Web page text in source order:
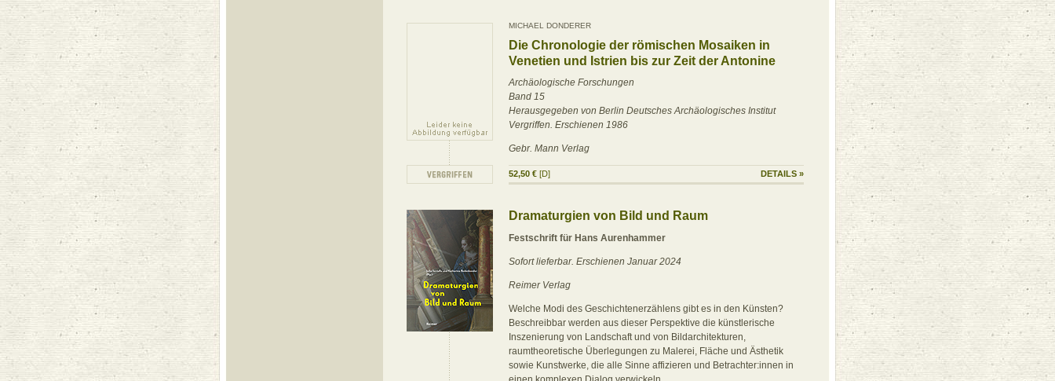
MICHAEL DONDERER
Die Chronologie der römischen Mosaiken in
Venetien und Istrien bis zur Zeit der Antonine
Archäologische Forschungen
Band 15
Herausgegeben von Berlin Deutsches Archäologisches Institut
Vergriffen. Erschienen 1986
Gebr. Mann Verlag
52,50 € [D] DETAILS »
Dramaturgien von Bild und Raum
Festschrift für Hans Aurenhammer
Sofort lieferbar. Erschienen Januar 2024
Reimer Verlag
Welche Modi des Geschichtenerzählens gibt es in den Künsten?
Beschreibbar werden aus dieser Perspektive die künstlerische
Inszenierung von Landschaft und von Bildarchitekturen,
raumtheoretische Überlegungen zu Malerei, Fläche und Ästhetik
sowie Kunstwerke, die alle Sinne affizieren und Betrachter:innen in